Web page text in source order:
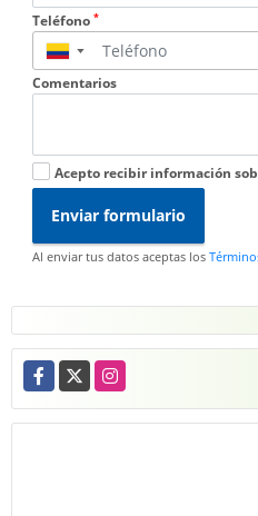
Teléfono *
▼
Comentarios
Acepto recibir información
Enviar formulario
Al enviar tus datos aceptas los
Facebook
X Instagram